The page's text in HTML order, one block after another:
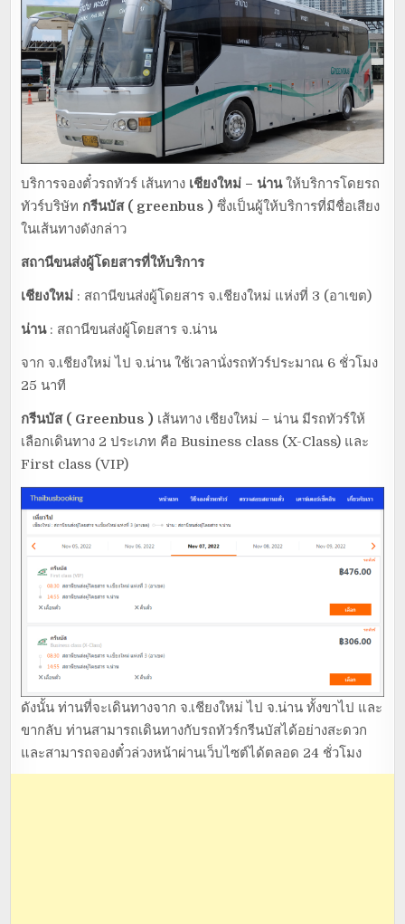
บริการจองตั๋วรถทัวร์ เส้นทาง เชียงใหม่ – น่านให้บริการโดยรถ
ทัวร์บริษัท กรีนบัส ( greenbus ) ซึ่งเป็นผู้ให้บริการที่มีชื่อเสียง
ในเส้นทางดังกล่าว
สถานีขนส่งผู้โดยสารที่ให้บริการ
เชียงใหม่ : สถานีขนส่งผู้โดยสาร จ.เชียงใหม่ แห่งที่ 3 (อาเขต)
น่าน: สถานีขนส่งผู้โดยสาร จ.น่าน
จาก จ.เชียงใหม่ ไป จ.น่าน ใช้เวลานั่งรถทัวร์ประมาณ 6 ชั่วโมง
25 นาที
กรีนบัส ( Greenbus ) เส้นทาง เชียงใหม่ – น่าน มีรถทัวร์ให้
เลือกเดินทาง 2 ประเภท คือ Business class (X-Class) และ
First class (VIP)
ดังนั้น ท่านที่จะเดินทางจาก จ.เชียงใหม่ ไป จ.น่าน ทั้งขาไป และ
ขากลับ ท่านสามารถเดินทางกับรถทัวร์กรีนบัสได้อย่างสะดวก
และสามารถจองตั๋วล่วงหน้าผ่านเว็บไซต์ได้ตลอด 24 ชั่วโมง